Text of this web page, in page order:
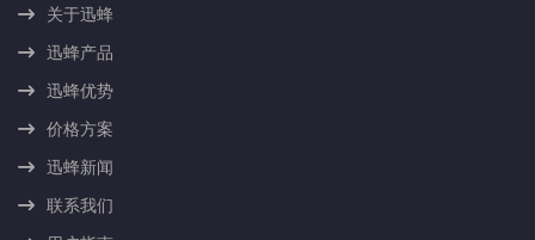
关于迅蜂
迅蜂产品
迅蜂优势
价格方案
迅蜂新闻
联系我们